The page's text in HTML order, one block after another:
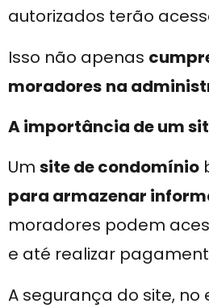
autorizados terão
Isso não apenas
moradores na
A importância de um
Um site de condomínio
para armazenar
moradores podem
e até realizar
A segurança do site,